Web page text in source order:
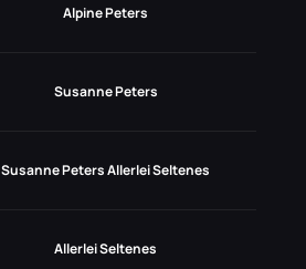
Alpine Peters
Susanne Peters
Susanne Peters Allerlei Seltenes
Allerlei Seltenes